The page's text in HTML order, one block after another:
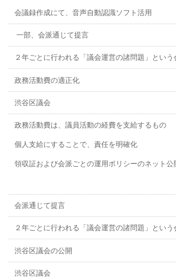
会議録作成にて、音声自動認識ソフト活用
一部、会派通じて提言
２年ごとに行われる「議会運営の諸問題」という
政務活動費の適正化
渋谷区議会
政務活動費は、議員活動の経費を支給するもの
個人支給にすることで、責任を明確化
領収証および会派ごとの運用ポリシーのネット公
会派通じて提言
２年ごとに行われる「議会運営の諸問題」という
渋谷区議会の公開
渋谷区議会